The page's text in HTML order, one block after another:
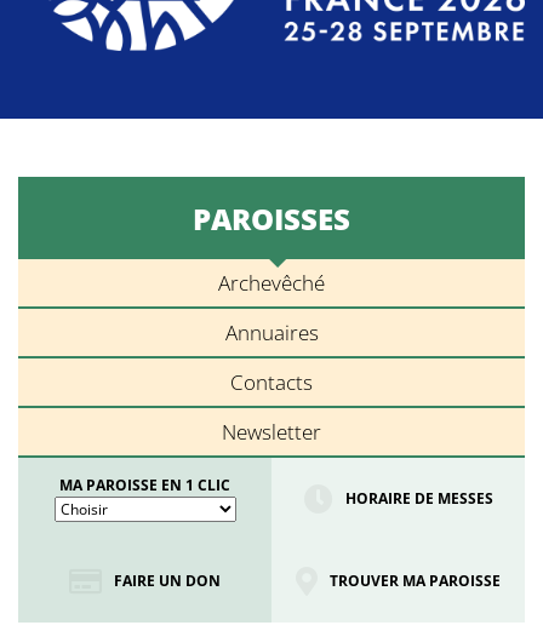
PAROISSES
Archevêché
Annuaires
Contacts
Newsletter
MA PAROISSE EN 1 CLIC
HORAIRE DE MESSES
FAIRE UN DON TROUVER MA PAROISSE